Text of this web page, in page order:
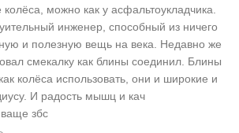
можно как у асфальтоукладчика.
инженер, способный из ничего
и полезную вещь на века. Недавно же
смекалку как блины соединил. Блины
колёса использовать, они и широкие и
И радость мышц и кач
збс